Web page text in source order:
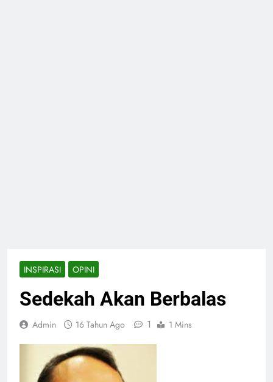
INSPIRASI OPINI
Sedekah Akan Berbalas
Admin 16 Tahun Ago 1 1 Mins